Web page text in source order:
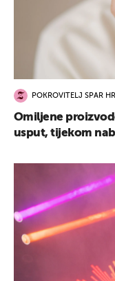
POKROVITELJ SPAR
Omiljene
usput, tijekom